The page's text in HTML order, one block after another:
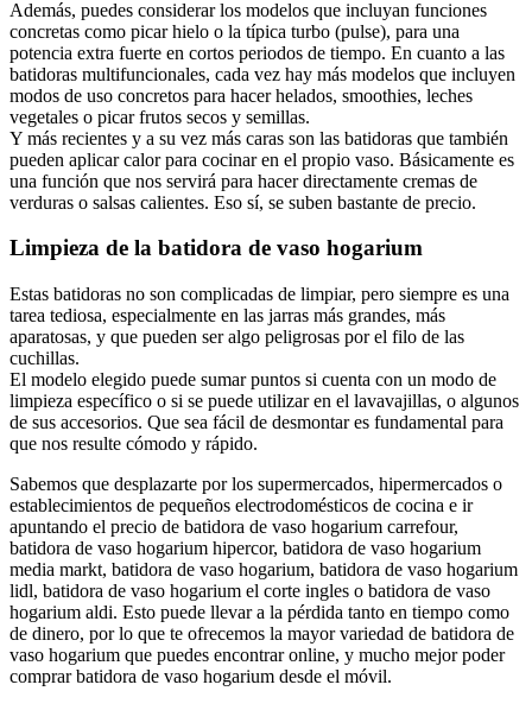
Además, puedes considerar los modelos que incluyan funciones
concretas como picar hielo o la típica turbo (pulse), para una
potencia extra fuerte en cortos periodos de tiempo. En cuanto a las
batidoras multifuncionales, cada vez hay más modelos que incluyen
modos de uso concretos para hacer helados, smoothies, leches
vegetales o picar frutos secos y semillas.
Y más recientes y a su vez más caras son las batidoras que también
pueden aplicar calor para cocinar en el propio vaso. Básicamente es
una función que nos servirá para hacer directamente cremas de
verduras o salsas calientes. Eso sí, se suben bastante de precio.
Limpieza de la batidora de vaso hogarium
Estas batidoras no son complicadas de limpiar, pero siempre es una
tarea tediosa, especialmente en las jarras más grandes, más
aparatosas, y que pueden ser algo peligrosas por el filo de las
cuchillas.
El modelo elegido puede sumar puntos si cuenta con un modo de
limpieza específico o si se puede utilizar en el lavavajillas, o algunos
de sus accesorios. Que sea fácil de desmontar es fundamental para
que nos resulte cómodo y rápido.
Sabemos que desplazarte por los supermercados, hipermercados o
establecimientos de pequeños electrodomésticos de cocina e ir
apuntando el precio de batidora de vaso hogarium carrefour,
batidora de vaso hogarium hipercor, batidora de vaso hogarium
media markt, batidora de vaso hogarium, batidora de vaso hogarium
lidl, batidora de vaso hogarium el corte ingles o batidora de vaso
hogarium aldi. Esto puede llevar a la pérdida tanto en tiempo como
de dinero, por lo que te ofrecemos la mayor variedad de batidora de
vaso hogarium que puedes encontrar online, y mucho mejor poder
comprar batidora de vaso hogarium desde el móvil.